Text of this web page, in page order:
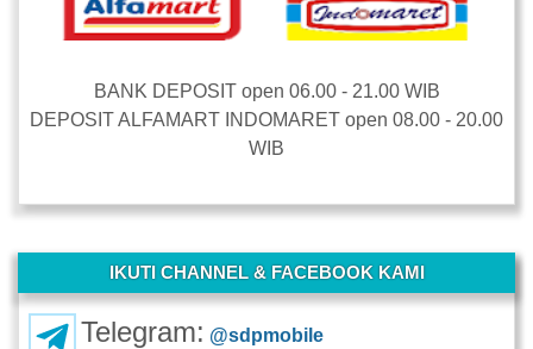
BANK DEPOSIT open 06.00 - 21.00 WIB
DEPOSIT ALFAMART INDOMARET open 08.00 - 20.00
WIB
IKUTI CHANNEL & FACEBOOK KAMI
Telegram: @sdpmobile